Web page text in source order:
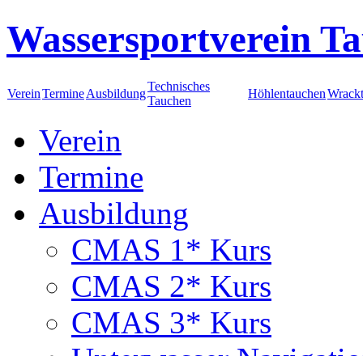
Wassersportverein
VereinTermineAusbildung
Technisches
Tauchen
Höhlentauchen
Verein
Termine
Ausbildung
CMAS 1* Kurs
CMAS 2* Kurs
CMAS 3* Kurs